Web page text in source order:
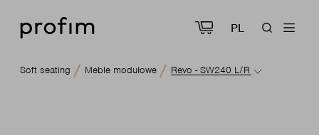
PL
Soft seating Meble modułowe Revo - SW240 L/R